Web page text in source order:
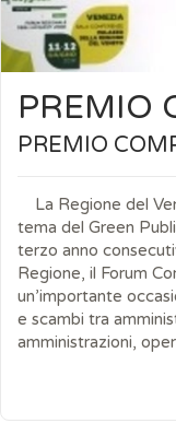
PREMIO
PREMIO
La Regione del
tema del Green
terzo anno
Regione, il Forum
un’importante
e scambi tra
amministrazioni,